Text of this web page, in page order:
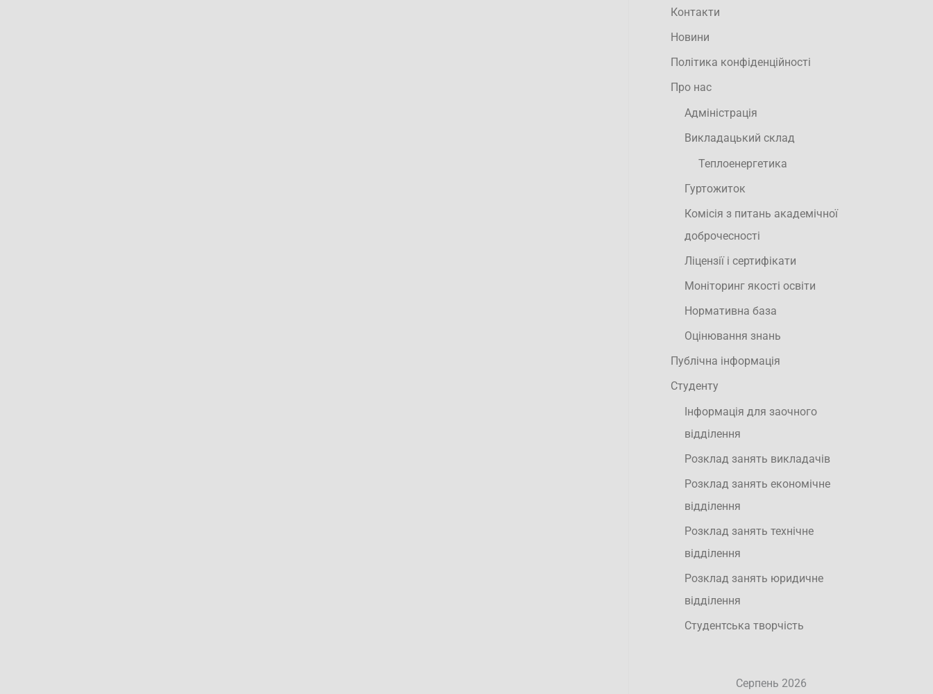
Контакти
Новини
Політика конфіденційності
Про нас
Адміністрація
Викладацький склад
Теплоенергетика
Гуртожиток
Комісія з питань академічної
доброчесності
Ліцензії і сертифікати
Моніторинг якості освіти
Нормативна база
Оцінювання знань
Публічна інформація
Студенту
Інформація для заочного
відділення
Розклад занять викладачів
Розклад занять економічне
відділення
Розклад занять технічне
відділення
Розклад занять юридичне
відділення
Студентська творчість
Серпень 2026